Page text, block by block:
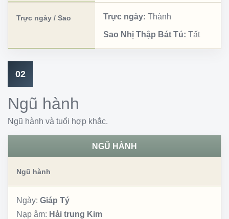
Trực ngày / Sao Trực ngày: Thành
Sao Nhị Thập Bát Tú: Tất
02
Ngũ hành
Ngũ hành và tuổi hợp khắc.
NGŨ HÀNH
Ngũ hành
Ngày: Giáp Tý
Nạp âm: Hải trung Kim